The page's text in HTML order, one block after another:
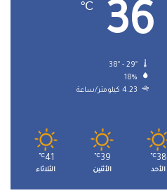
36
℃
18%
4.23 كيلومتر/ساعة
38
℃
الأحد
39
℃
الأثنين
41
℃
الثلاثاء